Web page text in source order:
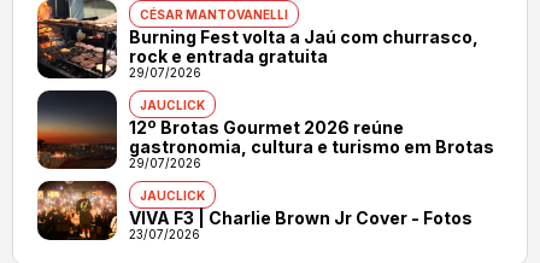
CÉSAR MANTOVANELLI
Burning Fest volta a Jaú com churrasco,
rock e entrada gratuita
29/07/2026
JAUCLICK
12º Brotas Gourmet 2026 reúne
gastronomia, cultura e turismo em Brotas
29/07/2026
JAUCLICK
VIVA F3 | Charlie Brown Jr Cover - Fotos
23/07/2026